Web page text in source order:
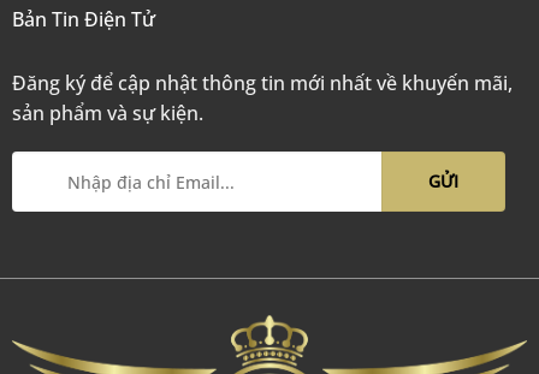
Bản Tin Điện Tử
Đăng ký để cập nhật thông tin mới nhất về khuyến mãi,
sản phẩm và sự kiện.